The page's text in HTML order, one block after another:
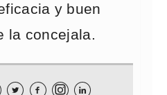
y buen
la concejala.
  